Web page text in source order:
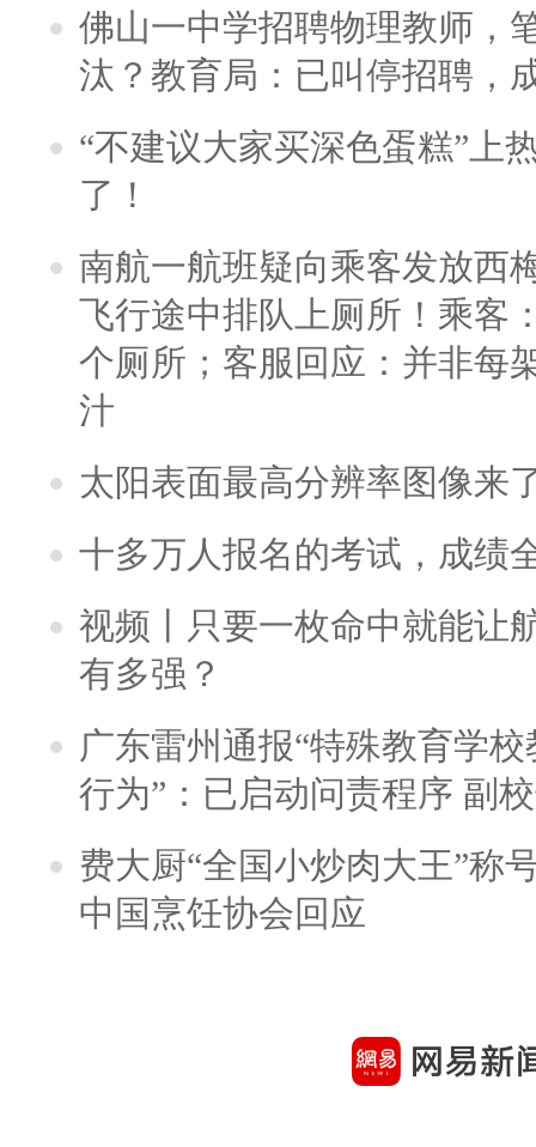
佛山一中学招聘物理教师，
汰？教育局：已叫停招聘，
“不建议大家买深色蛋糕”上
了！
南航一航班疑向乘客发放西
飞行途中排队上厕所！乘客
个厕所；客服回应：并非每
汁
太阳表面最高分辨率图像来
十多万人报名的考试，成绩
视频丨只要一枚命中就能让
有多强？
广东雷州通报“特殊教育学
行为”：已启动问责程序 副
费大厨“全国小炒肉大王”称
中国烹饪协会回应